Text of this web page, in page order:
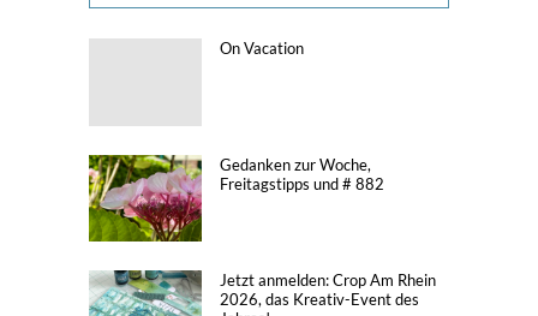
On Vacation
Gedanken zur Woche,
Freitagstipps und # 882
Jetzt anmelden: Crop Am Rhein
2026, das Kreativ-Event des